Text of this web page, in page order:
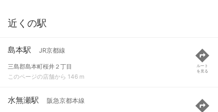
近くの駅
島本駅 JR京都線
三島郡島本町桜井２丁目
このページの店舗から 146 m
ルート
を見る
水無瀬駅 阪急京都本線